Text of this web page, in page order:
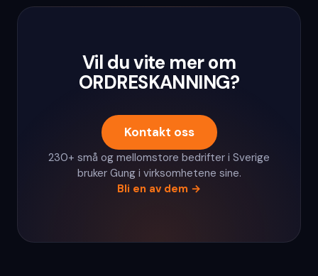
Vil du vite mer om
ORDRESKANNING?
Kontakt oss
230+ små og mellomstore bedrifter i Sverige
bruker Gung i virksomhetene sine.
Bli en av dem →